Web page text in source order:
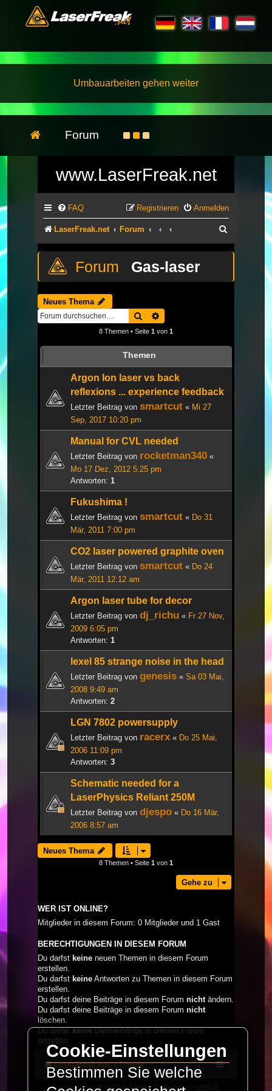
Umbauarbeiten gehen weiter
Forum
www.LaserFreak.net
FAQ Anmelden
Registrieren
LaserFreak.net Forum
Gas-laser
Neues Thema
Suche
8 Themen • Seite 1 von 1
Themen
Argon Ion laser vs back
reflexions ... experience feedback
Letzter Beitrag von smartcut « Mi 27
Sep, 2017 10:20 pm
Manual for CVL needed
Letzter Beitrag von rocketman340 «
Mo 17 Dez, 2012 5:25 pm
Antworten: 1
Fukushima !
Letzter Beitrag von smartcut « Do 31
Mär, 2011 7:00 pm
CO2 laser powered graphite oven
Letzter Beitrag von smartcut « Do 24
Mär, 2011 12:12 am
Argon laser tube for decor
Letzter Beitrag von dj_richu « Fr 27 Nov,
2009 6:05 pm
Antworten: 1
lexel 85 strange noise in the head
Letzter Beitrag von genesis « Sa 03 Mai,
2008 9:49 am
Antworten: 2
LGN 7802 powersupply
Letzter Beitrag von racerx « Do 25 Mai,
2006 11:09 pm
Antworten: 3
Schematic needed for a
LaserPhysics Reliant 250M
Letzter Beitrag von djespo « Do 16 Mär,
2006 8:57 am
Neues Thema
8 Themen • Seite 1 von 1
Gehe zu
WER IST ONLINE?
Mitglieder in diesem Forum: 0 Mitglieder und 1 Gast
BERECHTIGUNGEN IN DIESEM FORUM
Du darfst keine neuen Themen in diesem Forum
erstellen.
Du darfst keine Antworten zu Themen in diesem Forum
erstellen.
Du darfst deine Beiträge in diesem Forum nicht ändern.
Du darfst deine Beiträge in diesem Forum nicht
löschen.
Du darfstkeineDateianhänge in diesem Forum
erstellen.
LaserFreak.net Forum
Powered byphpBB® Forum Software © phpBB
Cookie-Einstellungen
Bestimmen Sie welche